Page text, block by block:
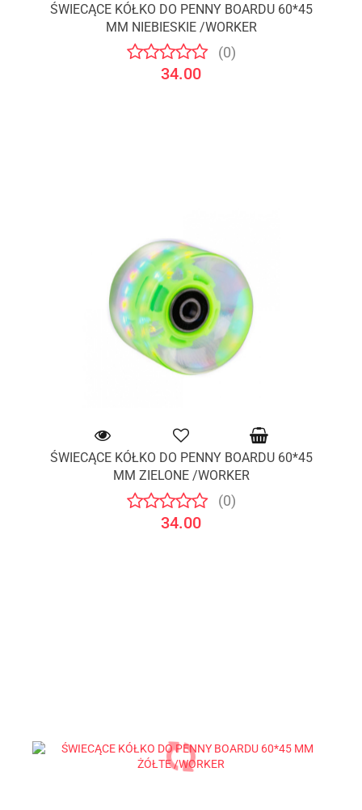
ŚWIECĄCE KÓŁKO DO PENNY BOARDU 60*45
MM NIEBIESKIE /WORKER
(0)
34.00
ŚWIECĄCE KÓŁKO DO PENNY BOARDU 60*45
MM ZIELONE /WORKER
(0)
34.00